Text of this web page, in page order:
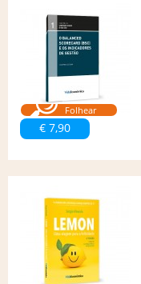
Folhear
€ 7,90